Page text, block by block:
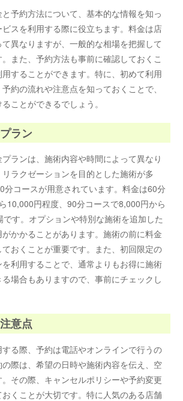
予約方法について、基本的な情報を知っ
スを利用する際に役立ちます。料金は店
異なりますが、一般的な相場を把握して
また、予約方法も事前に確認しておくこ
することができます。特に、初めて利用
約の流れや注意点を知っておくことで、
ことができるでしょう。
ラン
ランは、施術内容や時間によって異なり
ラクゼーションを目的とした施術が多
分コースが用意されています。料金は60分
10,000円程度、90分コースで8,000円から
す。オプションや特別な施術を追加した
かかることがあります。施術の前に料金
おくことが重要です。また、初回限定の
利用することで、通常よりもお得に施術
場合もありますので、事前にチェックし
意点
する際、予約は電話やオンラインで行うの
際は、希望の日時や施術内容を伝え、空
その際、キャンセルポリシーや予約変更
くことが大切です。特に人気のある店舗